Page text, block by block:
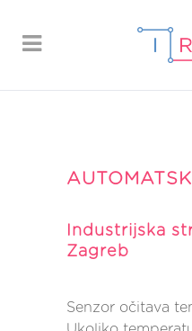
Industrijska
Zagreb
Senzor očitava